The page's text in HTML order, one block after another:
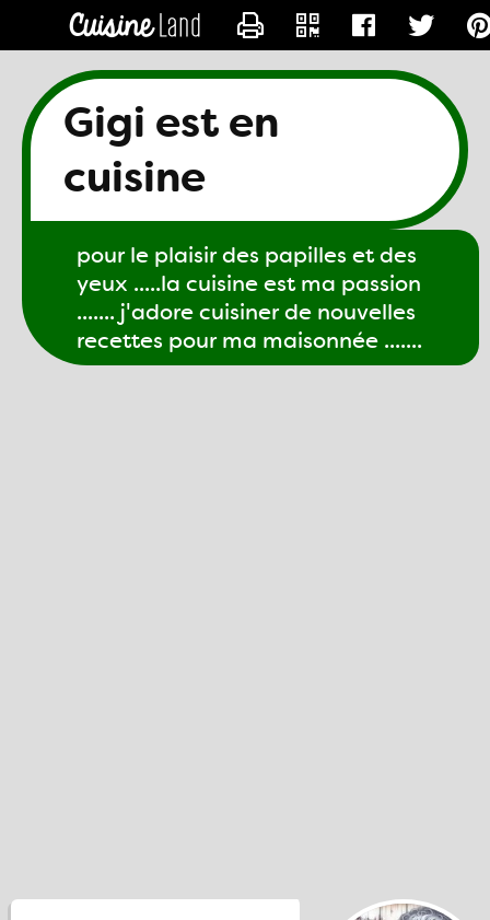
Gigi est en
cuisine
pour le plaisir des papilles et des
yeux .....la cuisine est ma passion
....... j'adore cuisiner de nouvelles
recettes pour ma maisonnée .......
CONTACTER GIGI61